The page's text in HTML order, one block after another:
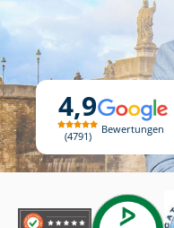
4,9
4791
Bewertungen